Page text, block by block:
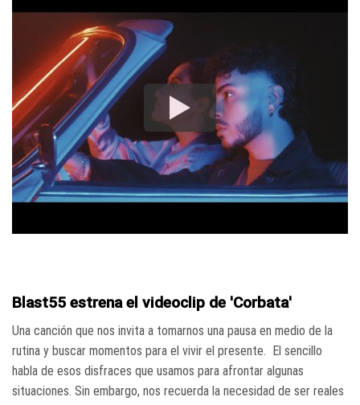
Blast55 estrena el videoclip de 'Corbata'
Una canción que nos invita a tomarnos una pausa en medio de la
rutina y buscar momentos para el vivir el presente. El sencillo
habla de esos disfraces que usamos para afrontar algunas
situaciones. Sin embargo, nos recuerda la necesidad de ser reales